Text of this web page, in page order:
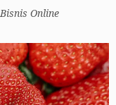
Bisnis Online